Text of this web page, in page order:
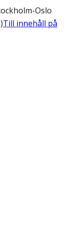
Oslo
Till innehåll på